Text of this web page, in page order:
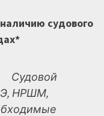
судового
Судовой
НРШМ,